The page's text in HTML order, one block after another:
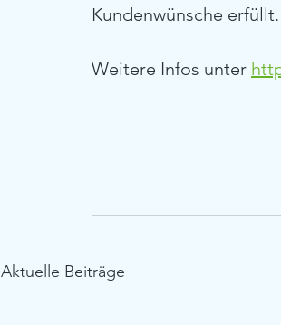
Kundenwünsche erfüllt.
Weitere Infos unter
Aktuelle Beiträge